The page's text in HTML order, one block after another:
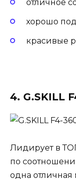
отличное
хорошо
красивые
4. G.SKILL
Лидирует в
по
одна отличная